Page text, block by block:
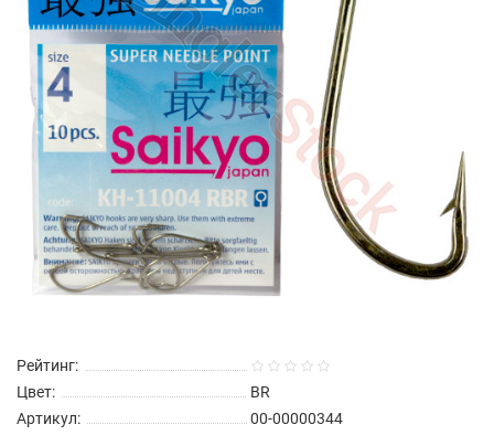
Рейтинг:
Цвет:
BR
Артикул:
00-00000344